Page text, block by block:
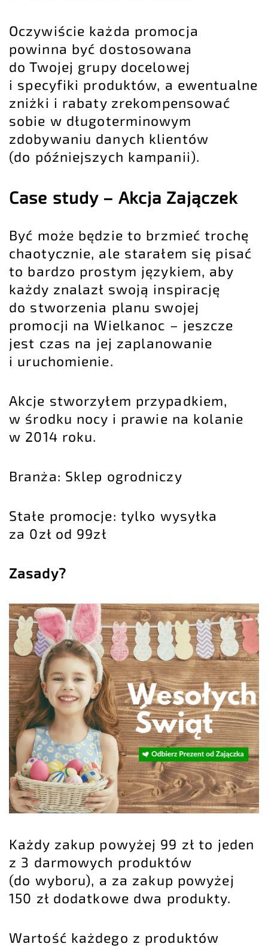
Oczywiście każda promocja
powinna być dostosowana
do Twojej grupy docelowej
i specyfiki produktów, a ewentualne
zniżki i rabaty zrekompensować
sobie w długoterminowym
zdobywaniu danych klientów
(do późniejszych kampanii).
Case study – Akcja Zajączek
Być może będzie to brzmieć trochę
chaotycznie, ale starałem się pisać
to bardzo prostym językiem, aby
każdy znalazł swoją inspirację
do stworzenia planu swojej
promocji na Wielkanoc – jeszcze
jest czas na jej zaplanowanie
i uruchomienie.
Akcje stworzyłem przypadkiem,
w środku nocy i prawie na kolanie
w 2014 roku.
Branża: Sklep ogrodniczy
Stałe promocje: tylko wysyłka
za 0zł od 99zł
Zasady?
Każdy zakup powyżej 99 zł to jeden
z 3 darmowych produktów
(do wyboru), a za zakup powyżej
150 zł dodatkowe dwa produkty.
Wartość każdego z produktów